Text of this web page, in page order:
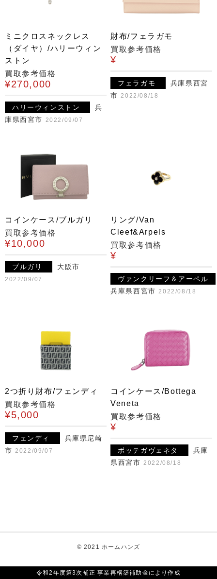
ミニクロスネックレス
（ダイヤ）/ハリーウィン
ストン
買取参考価格
¥270,000
ハリーウィンストン
兵
庫県西宮市
2022/09/07
財布/フェラガモ
買取参考価格
¥
フェラガモ
兵庫県西宮
市 2022/08/18
コインケース/ブルガリ
買取参考価格
¥10,000
ブルガリ 大阪市
2022/09/07
リング/Van
Cleef&Arpels
買取参考価格
¥
ヴァンクリーフ＆アーペル
兵庫県西宮市 2022/08/18
2つ折り財布/フェンディ
買取参考価格
¥5,000
フェンディ
兵庫県尼崎
市 2022/09/07
コインケース/Bottega
Veneta
買取参考価格
¥
ボッテガヴェネタ
兵庫
県西宮市 2022/08/18
© 2021 ホームハンズ
令和2年度第3次補正 事業再構築補助金により作成